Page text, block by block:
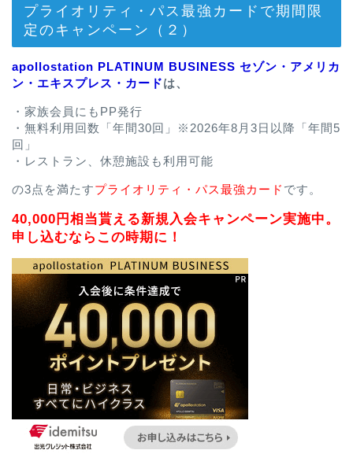
プライオリティ・パス最強カードで期間限
定のキャンペーン（２）
apollostation PLATINUM BUSINESS セゾン・アメリカ
ン・エキスプレス・カードは、
・家族会員にもPP発行
・無料利用回数「年間30回」※2026年8月3日以降「年間5
回」
・レストラン、休憩施設も利用可能
の3点を満たすプライオリティ・パス最強カード です。
40,000円相当貰える新規入会キャンペーン実施中。
申し込むならこの時期に！